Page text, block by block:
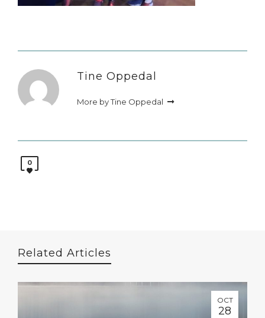
Tine Oppedal
More by Tine Oppedal
0
Related Articles
OCT
28